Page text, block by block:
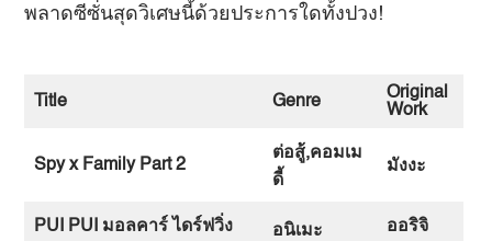
พลาดซีซั่นสุดวิเศษนี้ด้วยประการใดทั้งปวง!
Title Genre
Original
Work
Spy x Family Part 2
ต่อสู้,คอมเม
ดี้
มังงะ
PUI PUI มอลคาร์ ไดร์ฟวิ่ง
อนิเมะ
ออริจิ